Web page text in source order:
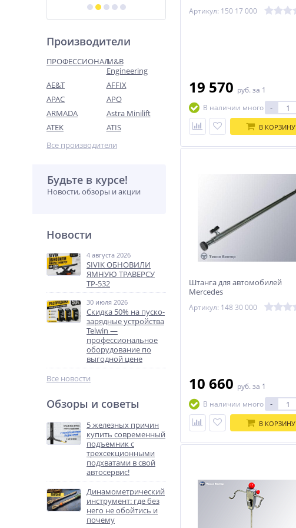
Производители
ПРОФЕССИОНАЛM&B
Engineering
AE&T
AFFIX
APAC
APO
ARMADA
Astra Minilift
ATEK
ATIS
Все производители
Будьте в курсе!
Новости, обзоры и акции
Новости
4 августа 2026
SIVIK ОБНОВИЛИ
ЯМНУЮ ТРАВЕРСУ
ТР-532
30 июля 2026
Скидка 50% на пуско-
зарядные устройства
Telwin —
профессиональное
оборудование по
выгодной цене
Все новости
Обзоры и советы
5 железных причин
купить современный
подъемник с
трехсекционными
подхватами в свой
автосервис!
Динамометрический
инструмент: где без
него не обойтись и
почему
Артикул: 150 17 000
19 570 руб. за 1
В наличии много
-
В КОРЗИНУ
Штанга для автомобилей
Mercedes
Артикул: 148 30 000
10 660 руб. за 1
В наличии много
-
В КОРЗИНУ